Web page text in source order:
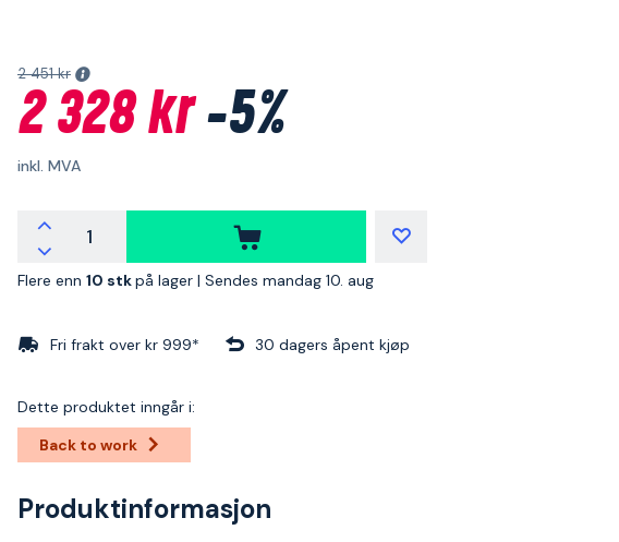
2 451 kr
2 328 kr-5%
inkl. MVA
Flere enn 10 stkpå lager | Sendes mandag 10. aug
Fri frakt over kr 999* 30 dagers åpent kjøp
Dette produktet inngår i:
Back to work
Produktinformasjon